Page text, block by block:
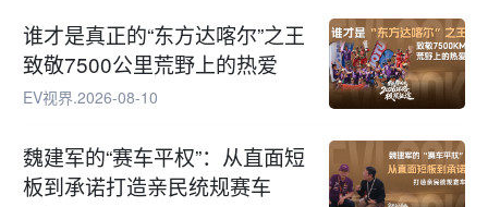
谁才是真正的“东方达喀尔”之王
致敬7500公里荒野上的热爱
EV视界.2026-08-10
魏建军的“赛车平权”：从直面短
板到承诺打造亲民统规赛车